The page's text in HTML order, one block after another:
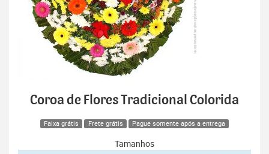
Coroa de Flores Tradicional Colorida
Faixa grátis Frete grátis Pague somente após a entrega
Tamanhos